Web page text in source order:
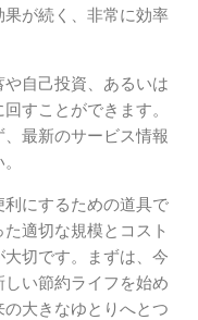
が続く、非常に効率
自己投資、あるいは
すことができます。
、最新のサービス情報
にするための道具で
適切な規模とコスト
切です。まずは、今
い節約ライフを始め
大きなゆとりへとつ